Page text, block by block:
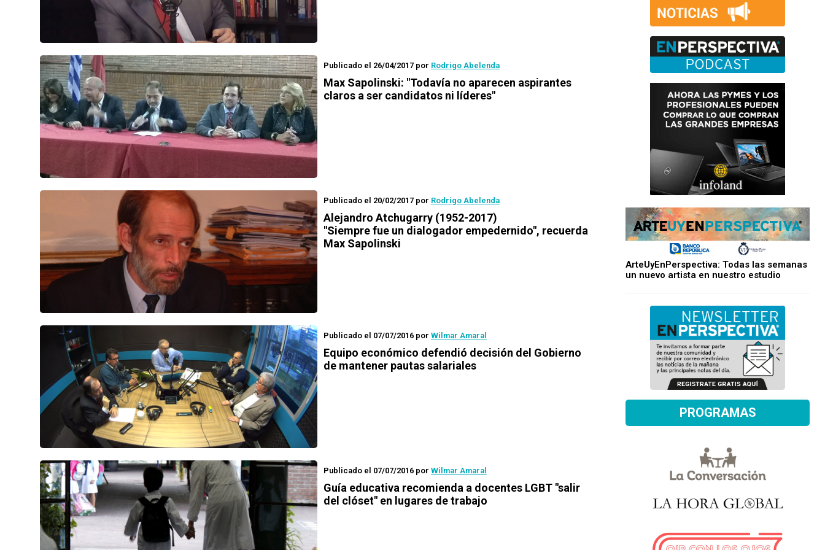
Publicado el 26/04/2017 por Rodrigo Abelenda
Max Sapolinski: "Todavía no aparecen aspirantes
claros a ser candidatos ni líderes"
Publicado el 20/02/2017 por Rodrigo Abelenda
Alejandro Atchugarry (1952-2017)
"Siempre fue un dialogador empedernido", recuerda
Max Sapolinski
Publicado el 07/07/2016 por Wilmar Amaral
Equipo económico defendió decisión del Gobierno
de mantener pautas salariales
Publicado el 07/07/2016 por Wilmar Amaral
Guía educativa recomienda a docentes LGBT "salir
del clóset" en lugares de trabajo
ArteUyEnPerspectiva: Todas las semanas
un nuevo artista en nuestro estudio
PROGRAMAS